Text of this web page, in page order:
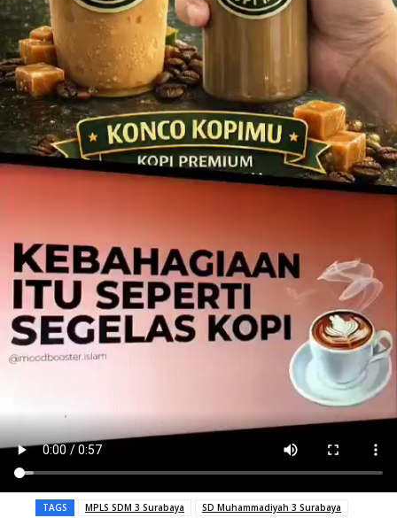
TAGS MPLS SDM 3 Surabaya SD Muhammadiyah 3 Surabaya